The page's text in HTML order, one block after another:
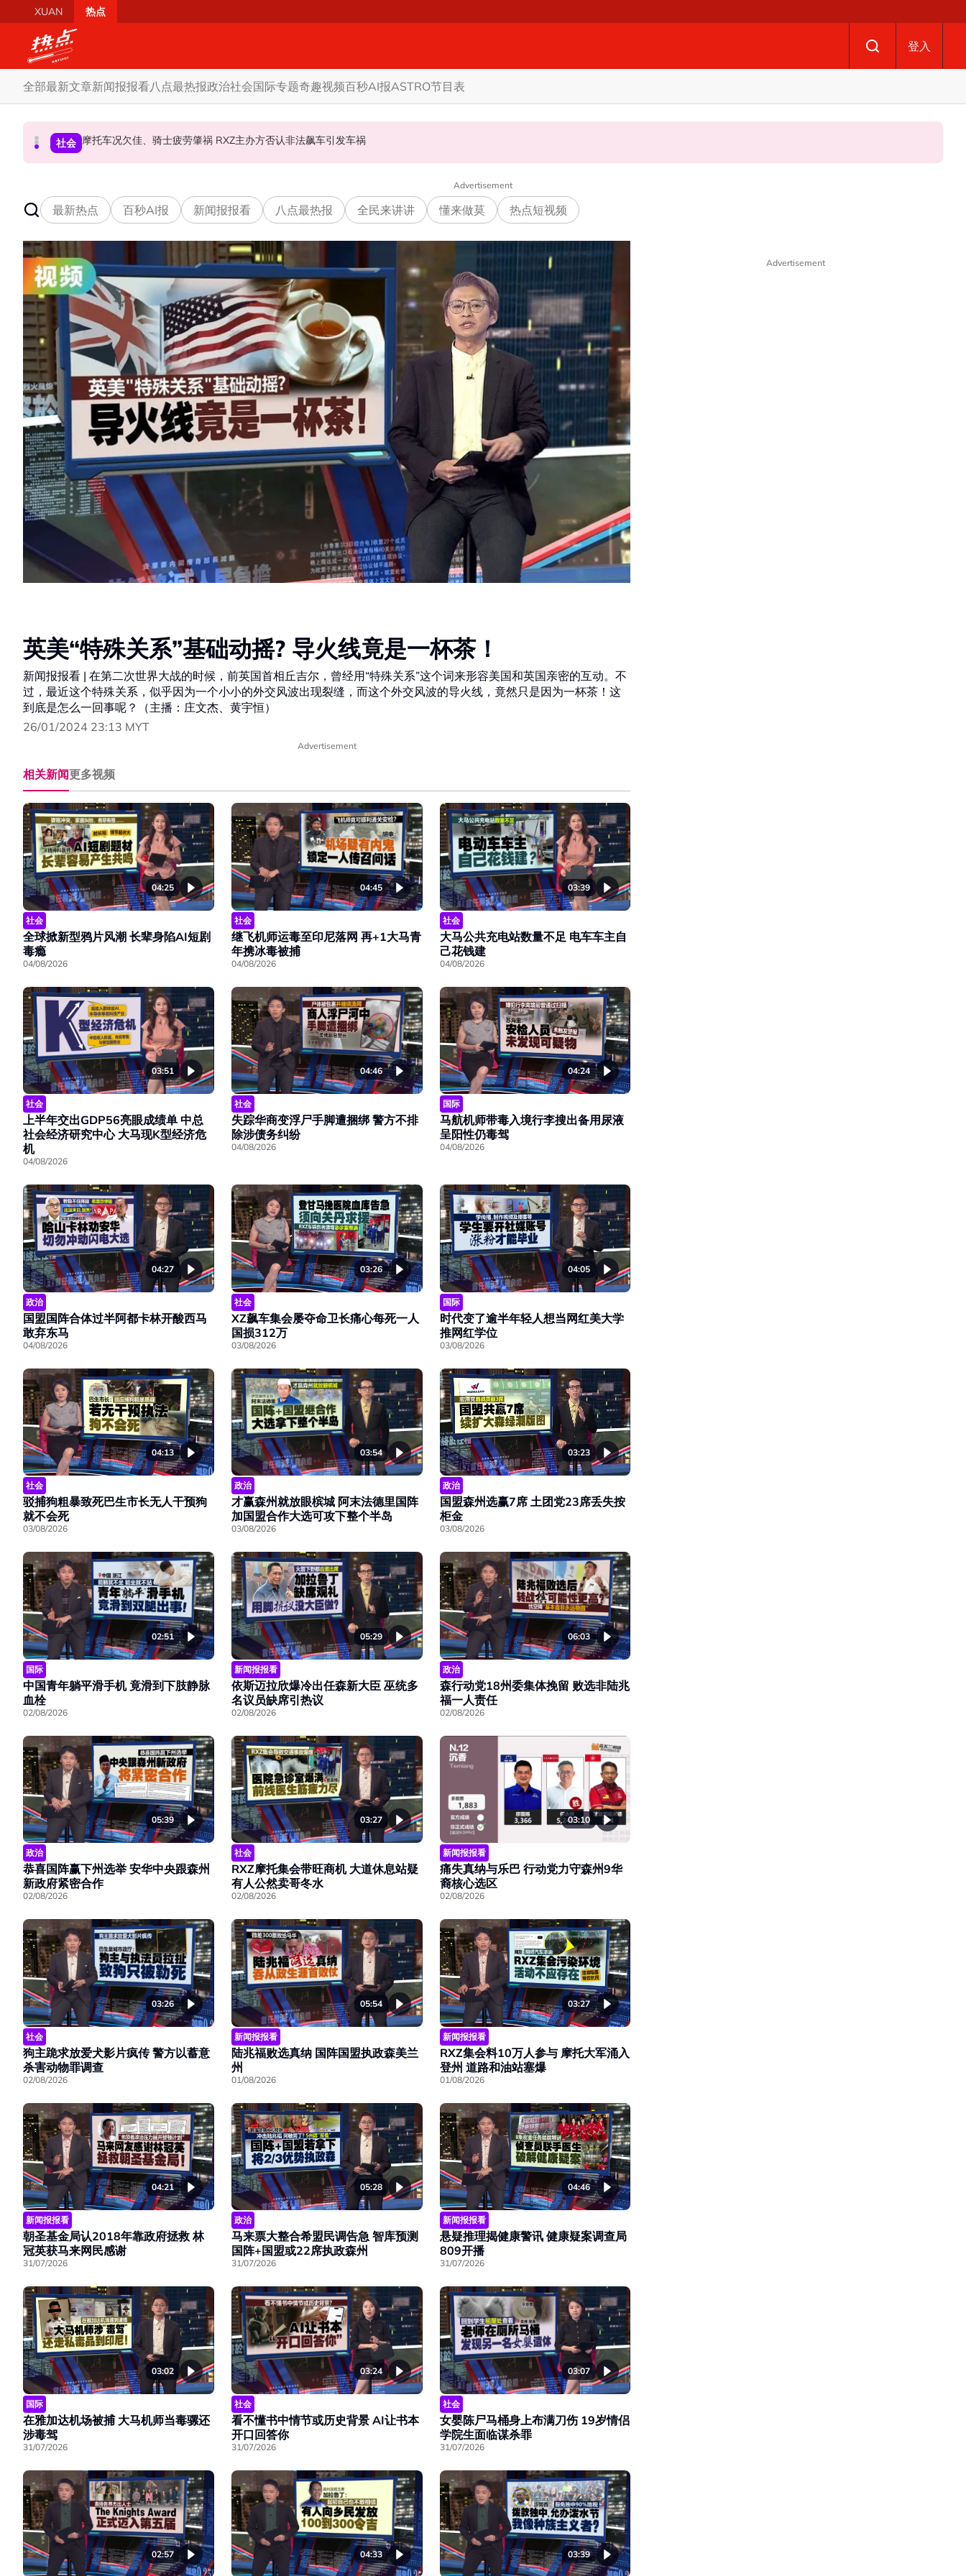
Skip to main content
XUAN 热点
登入
全部最新文章新闻报报看八点最热报政治社会国际专题奇趣视频百秒AI报ASTRO节目表
财经 SST成华商远离希盟因素？ 阿末马斯兰：华裔商家更倾向GST机制
社会 摩托车况欠佳、骑士疲劳肇祸 RXZ主办方否认非法飙车引发车祸
政治 柔森州选合作奏效 阿末马斯兰吁国阵国盟携手迎战甲州选
Advertisement
最新热点 百秒AI报 新闻报报看 八点最热报 全民来讲讲 懂来做莫 热点短视频
英美“特殊关系”基础动摇? 导火线竟是一杯茶！
新闻报报看 | 在第二次世界大战的时候，前英国首相丘吉尔，曾经用“特殊关系”这个词来形容美国和英国亲密的互动。不
过，最近这个特殊关系，似乎因为一个小小的外交风波出现裂缝，而这个外交风波的导火线，竟然只是因为一杯茶！这
到底是怎么一回事呢？（主播：庄文杰、黄宇恒）
26/01/2024 23:13 MYT
Advertisement
相关新闻更多视频
04:25
社会
全球掀新型鸦片风潮 长辈身陷AI短剧
毒瘾
04/08/2026
04:45
社会
继飞机师运毒至印尼落网 再+1大马青
年携冰毒被捕
04/08/2026
03:39
社会
大马公共充电站数量不足 电车车主自
己花钱建
04/08/2026
03:51
社会
上半年交出GDP56亮眼成绩单 中总
社会经济研究中心 大马现K型经济危
机
04/08/2026
04:46
社会
失踪华商变浮尸手脚遭捆绑 警方不排
除涉债务纠纷
04/08/2026
04:24
国际
马航机师带毒入境行李搜出备用尿液
呈阳性仍毒驾
04/08/2026
04:27
政治
国盟国阵合体过半阿都卡林开酸西马
敢弃东马
04/08/2026
03:26
社会
XZ飙车集会屡夺命卫长痛心每死一人
国损312万
03/08/2026
04:05
国际
时代变了逾半年轻人想当网红美大学
推网红学位
03/08/2026
04:13
社会
驳捕狗粗暴致死巴生市长无人干预狗
就不会死
03/08/2026
03:54
政治
才赢森州就放眼槟城 阿末法德里国阵
加国盟合作大选可攻下整个半岛
03/08/2026
03:23
政治
国盟森州选赢7席 土团党23席丢失按
柜金
03/08/2026
02:51
国际
中国青年躺平滑手机 竟滑到下肢静脉
血栓
02/08/2026
05:29
新闻报报看
依斯迈拉欣爆冷出任森新大臣 巫统多
名议员缺席引热议
02/08/2026
06:03
政治
森行动党18州委集体挽留 败选非陆兆
福一人责任
02/08/2026
05:39
政治
恭喜国阵赢下州选举 安华中央跟森州
新政府紧密合作
02/08/2026
03:27
社会
RXZ摩托集会带旺商机 大道休息站疑
有人公然卖哥冬水
02/08/2026
03:10
新闻报报看
痛失真纳与乐巴 行动党力守森州9华
裔核心选区
02/08/2026
03:26
社会
狗主跪求放爱犬影片疯传 警方以蓄意
杀害动物罪调查
02/08/2026
05:54
新闻报报看
陆兆福败选真纳 国阵国盟执政森美兰
州
01/08/2026
03:27
新闻报报看
RXZ集会料10万人参与 摩托大军涌入
登州 道路和油站塞爆
01/08/2026
04:21
新闻报报看
朝圣基金局认2018年靠政府拯救 林
冠英获马来网民感谢
31/07/2026
05:28
政治
马来票大整合希盟民调告急 智库预测
国阵+国盟或22席执政森州
31/07/2026
04:46
新闻报报看
悬疑推理揭健康警讯 健康疑案调查局
809开播
31/07/2026
03:02
国际
在雅加达机场被捕 大马机师当毒骡还
涉毒驾
31/07/2026
03:24
社会
看不懂书中情节或历史背景 AI让书本
开口回答你
31/07/2026
03:07
社会
女婴陈尸马桶身上布满刀伤 19岁情侣
学院生面临谋杀罪
31/07/2026
02:57 04:33 03:39
Advertisement